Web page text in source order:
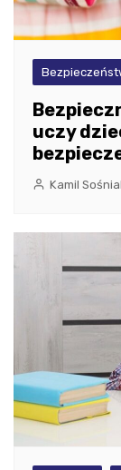
uczy
Kamil